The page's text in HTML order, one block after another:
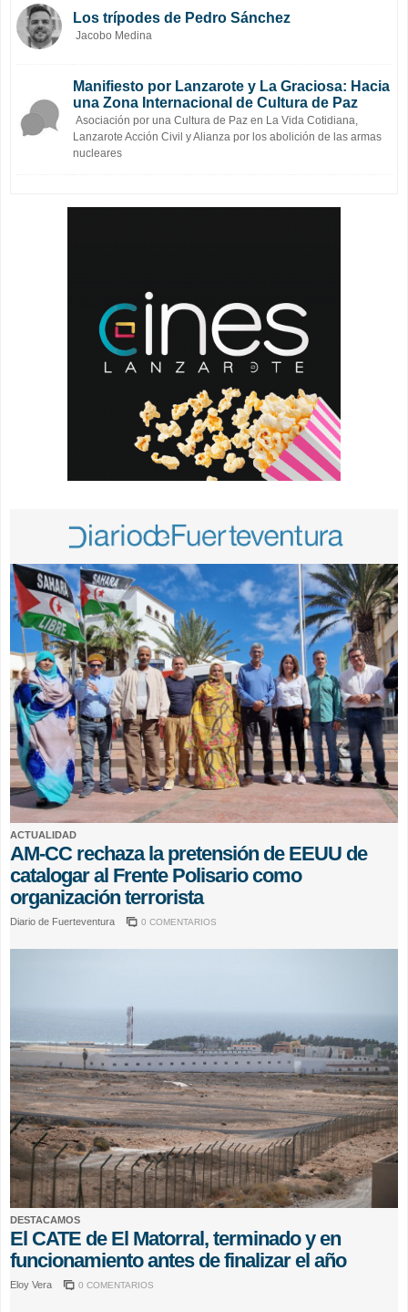
Los trípodes de Pedro Sánchez
Jacobo Medina
Manifiesto por Lanzarote y La Graciosa: Hacia
una Zona Internacional de Cultura de Paz
Asociación por una Cultura de Paz en La Vida Cotidiana,
Lanzarote Acción Civil y Alianza por los abolición de las armas
nucleares
ACTUALIDAD
AM-CC rechaza la pretensión de EEUU de
catalogar al Frente Polisario como
organización terrorista
Diario de Fuerteventura 0 COMENTARIOS
DESTACAMOS
El CATE de El Matorral, terminado y en
funcionamiento antes de finalizar el año
Eloy Vera 0 COMENTARIOS